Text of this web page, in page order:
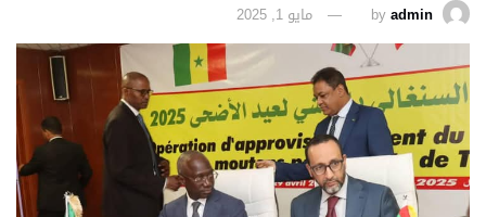
byadmin مايو 1, 2025